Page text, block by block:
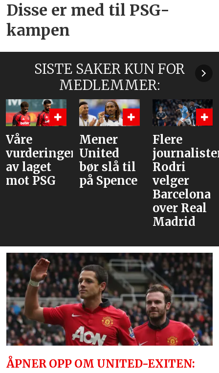
Disse er med til PSG-
kampen
SISTE SAKER KUN FOR
MEDLEMMER:
Våre
vurderinger
av laget
mot PSG
Mener
United
bør slå til
på Spence
Flere
Rodri
velger
Barcelona
over Real
Madrid
ÅPNER OPP OM UNITED-EXITEN: